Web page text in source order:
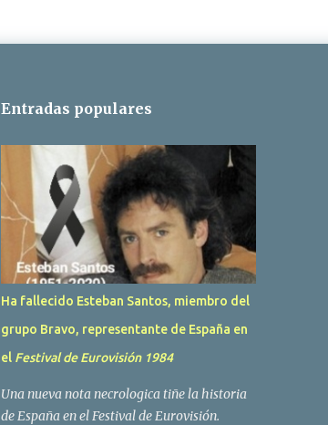
Entradas populares
Ha fallecido Esteban Santos, miembro del
grupo Bravo, representante de España en
el Festival de Eurovisión 1984
Una nueva nota necrologica tiñe la historia
de España en el Festival de Eurovisión.